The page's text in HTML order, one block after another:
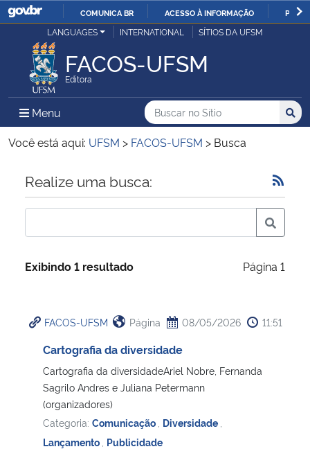
IR
O
COMUNICA BR ACESSO À INFORMAÇÃO
Ministério da Justiça e Segurança Pública
Ministério da Defesa
Ministério das Relações Exteriores
Ministério da Economia
Ministério da Infraestrutura
Ministério da Cidadania
Ministério da Saúde
Ministério de Minas e Energia
Ministério da Ciência, Tecnologia, Inovações e Comunicações
LANGUAGES INTERNATIONAL SÍTIOS DA UFSM
FACOS-UFSM
Editora
Menu Menu Principal do Sítio
Busca
Buscar no no Sítio
Busca:
Você está aqui: UFSM > FACOS-UFSM > Busca
Início do conteúdo
Realize uma busca:
Exibindo 1 resultado Página 1
FACOS-UFSM Página 08/05/2026 11:51
Cartografia da diversidade
Cartografia da diversidadeAriel Nobre, Fernanda
Sagrilo Andres e Juliana Petermann
(organizadores)
Categoria: Comunicação Diversidade
Lançamento Publicidade